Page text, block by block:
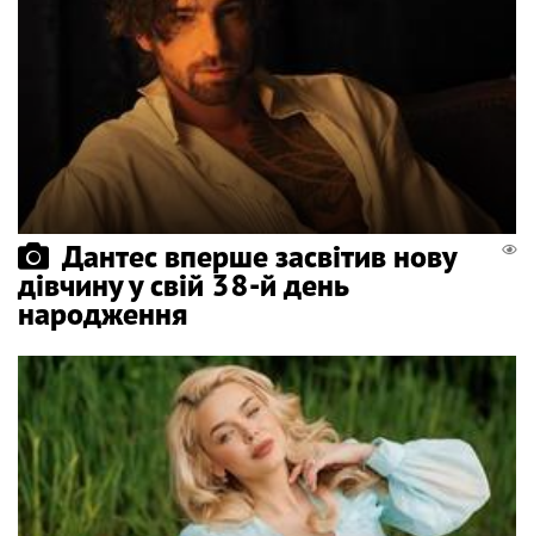
Дантес вперше засвітив нову
дівчину у свій 38-й день
народження